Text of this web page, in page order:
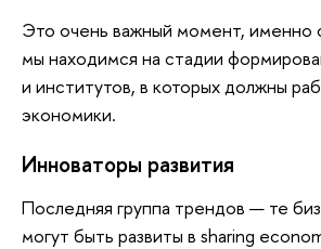
Это очень важный момент, именно
мы находимся на стадии
и институтов, в которых должны
экономики.
Инноваторы развития
Последняя группа трендов — те
могут быть развиты в sharing